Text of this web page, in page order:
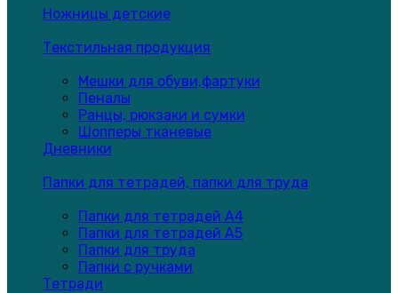
Ножницы детские
Текстильная продукция
Мешки для обуви,фартуки
Пеналы
Ранцы, рюкзаки и сумки
Шопперы тканевые
Дневники
Папки для тетрадей, папки для труда
Папки для тетрадей А4
Папки для тетрадей А5
Папки для труда
Папки с ручками
Тетради